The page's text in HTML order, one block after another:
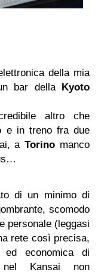
della mia
bar della Kyoto
altro che
e in treno fra due
aTorino manco
di un minimo di
scomodo
personale (leggasi
rete così precisa,
ed economica di
Kansai non